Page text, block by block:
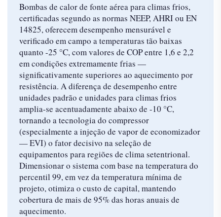
Bombas de calor de fonte aérea para climas frios,
certificadas segundo as normas NEEP, AHRI ou EN
14825, oferecem desempenho mensurável e
verificado em campo a temperaturas tão baixas
quanto -25 °C, com valores de COP entre 1,6 e 2,2
em condições extremamente frias —
significativamente superiores ao aquecimento por
resistência. A diferença de desempenho entre
unidades padrão e unidades para climas frios
amplia-se acentuadamente abaixo de -10 °C,
tornando a tecnologia do compressor
(especialmente a injeção de vapor de economizador
— EVI) o fator decisivo na seleção de
equipamentos para regiões de clima setentrional.
Dimensionar o sistema com base na temperatura do
percentil 99, em vez da temperatura mínima de
projeto, otimiza o custo de capital, mantendo
cobertura de mais de 95% das horas anuais de
aquecimento.